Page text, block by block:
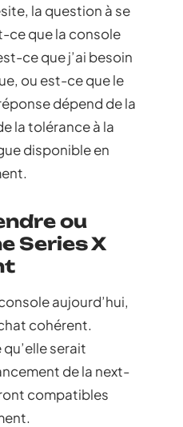
la question à se
ce que la console
ce que j’ai besoin
ou est-ce que le
dépend de la
la tolérance à la
disponible en
ou
Series X
aujourd’hui,
cohérent.
serait
de la next-
compatibles